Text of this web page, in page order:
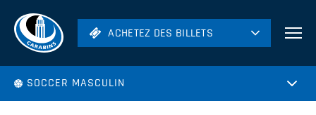
ACHETEZ DES BILLETS
Hockey
ACHETEZ DES BILLETS
SOCCER MASCULIN